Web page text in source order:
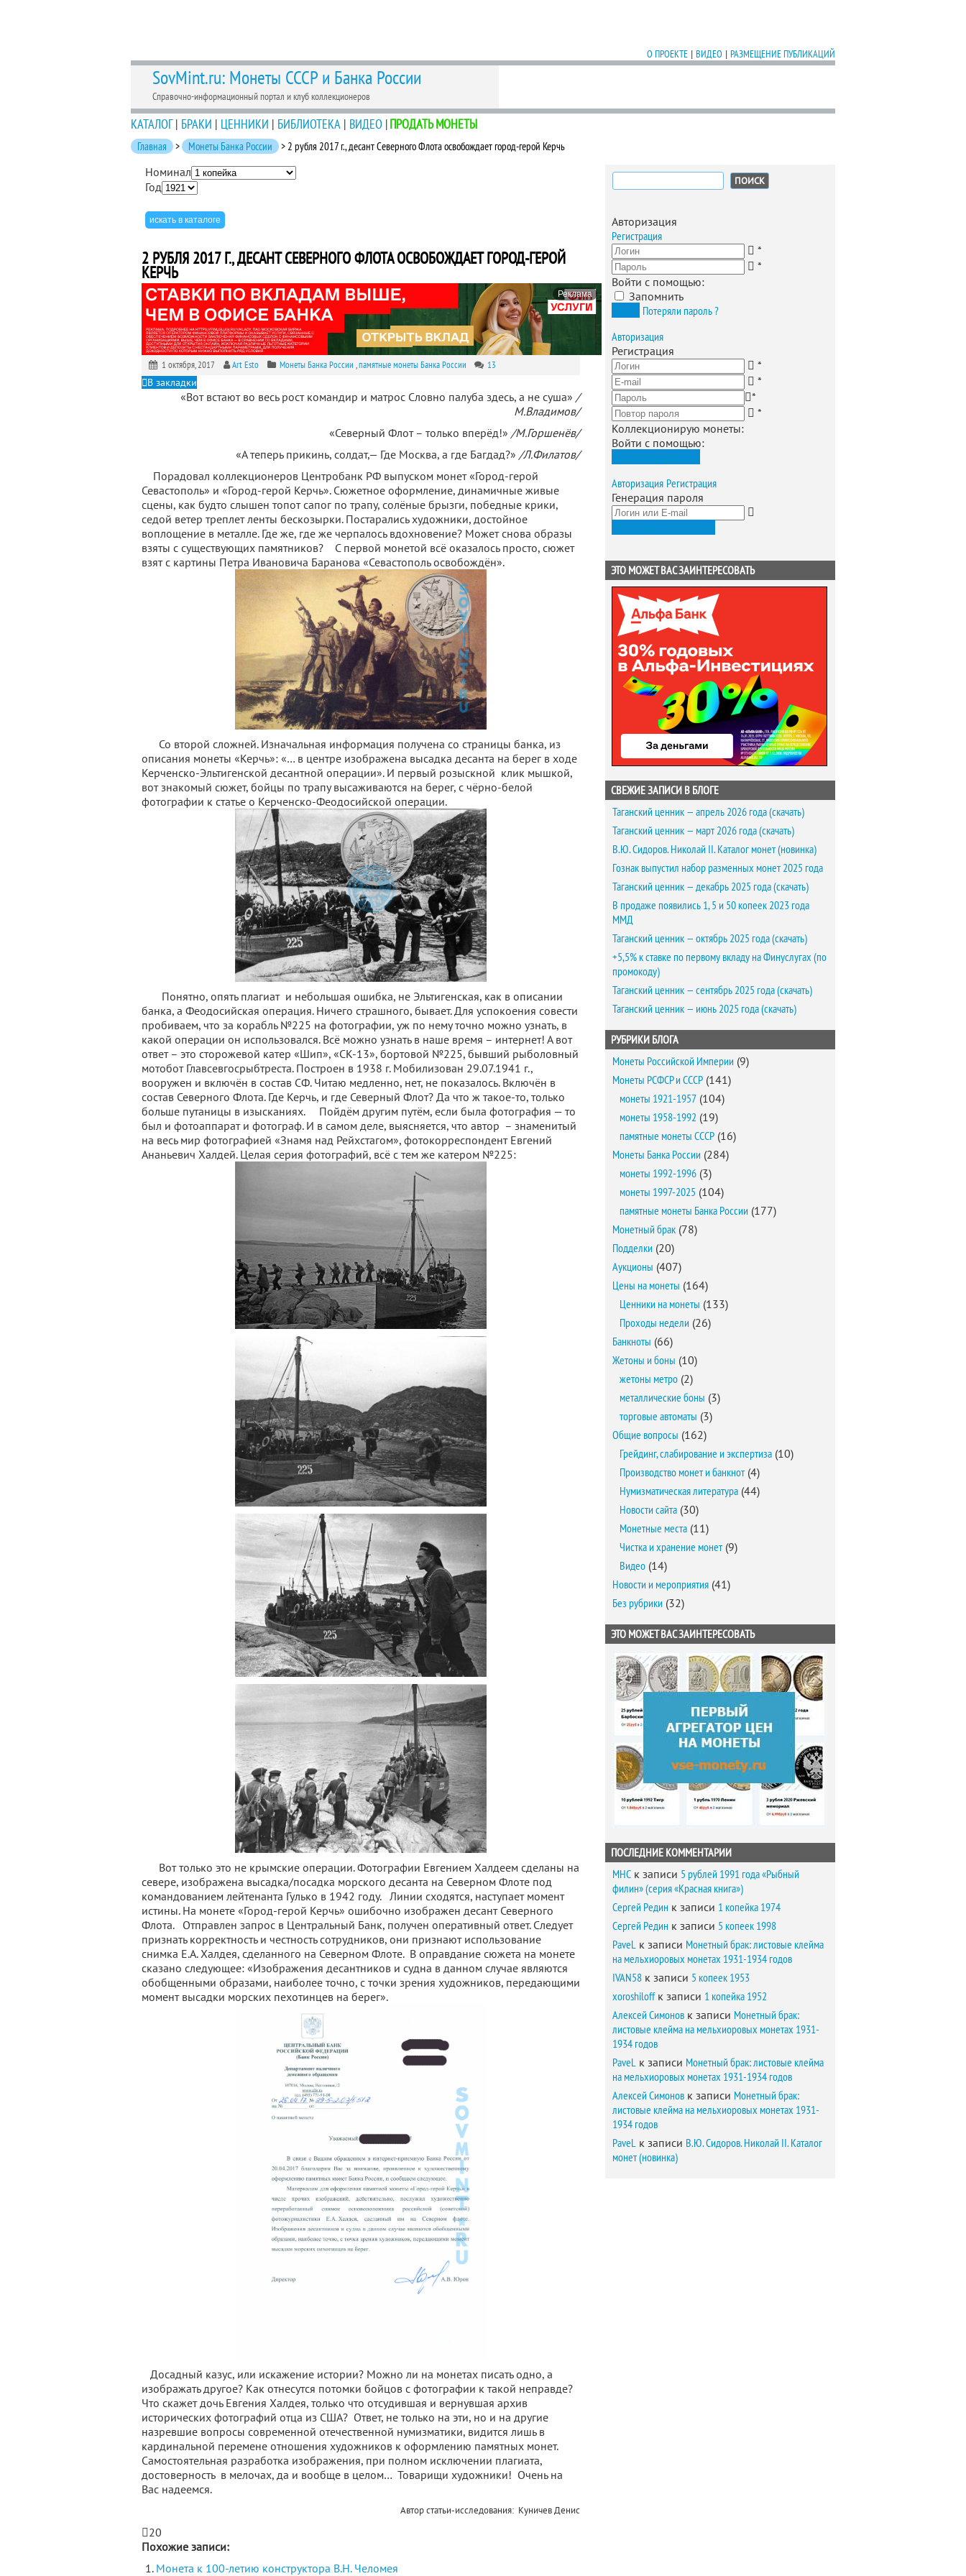
О ПРОЕКТЕ | ВИДЕО | РАЗМЕЩЕНИЕ ПУБЛИКАЦИЙ
SovMint.ru: Монеты СССР и Банка России
Справочно-информационный портал и клуб коллекционеров
КАТАЛОГ| БРАКИ | ЦЕННИКИ | БИБЛИОТЕКА | ВИДЕО |ПРОДАТЬ МОНЕТЫ
Главная > Монеты Банка России > 2 рубля 2017 г., десант Северного Флота освобождает город-герой Керчь
Номинал
Год
2 РУБЛЯ 2017 Г., ДЕСАНТ СЕВЕРНОГО ФЛОТА ОСВОБОЖДАЕТ ГОРОД-ГЕРОЙ
КЕРЧЬ
Реклама
1 октября, 2017 Art Esto Монеты Банка России ,памятные монеты Банка России 13
В закладки
«Вот встают во весь рост командир и матрос Словно палуба здесь, а не суша» /
М.Владимов/
«Северный Флот – только вперёд!» /М.Горшенёв/
«А теперь прикинь, солдат,— Где Москва, а где Багдад?» /Л.Филатов/
Порадовал коллекционеров Центробанк РФ выпуском монет «Город-герой
Севастополь» и «Город-герой Керчь». Сюжетное оформление, динамичные живые
сцены, как будто слышен топот сапог по трапу, солёные брызги, победные крики,
седой ветер треплет ленты бескозырки. Постарались художники, достойное
воплощение в металле. Где же, где же черпалось вдохновение? Может снова образы
взяты с существующих памятников? С первой монетой всё оказалось просто, сюжет
взят с картины Петра Ивановича Баранова «Севастополь освобождён».
Со второй сложней. Изначальная информация получена со страницы банка, из
описания монеты «Керчь»: «… в центре изображена высадка десанта на берег в ходе
Керченско-Эльтигенской десантной операции». И первый розыскной клик мышкой,
вот знакомый сюжет, бойцы по трапу высаживаются на берег, с чёрно-белой
фотографии к статье о Керченско-Феодосийской операции.
Понятно, опять плагиат и небольшая ошибка, не Эльтигенская, как в описании
банка, а Феодосийская операция. Ничего страшного, бывает. Для успокоения совести
пробиваем, что за корабль №225 на фотографии, уж по нему точно можно узнать, в
какой операции он использовался. Всё можно узнать в наше время – интернет! А вот
ответ – это сторожевой катер «Шип», «СК-13», бортовой №225, бывший рыболовный
мотобот Главсевгосрыбтреста. Построен в 1938 г. Мобилизован 29.07.1941 г.,
вооружен и включён в состав СФ. Читаю медленно, нет, не показалось. Включён в
состав Северного Флота. Где Керчь, и где Северный Флот? Да что ж такое-то, только
больше путаницы в изысканиях. Пойдём другим путём, если была фотография — то
был и фотоаппарат и фотограф. И в самом деле, выясняется, что автор – знаменитый
на весь мир фотографией «Знамя над Рейхстагом», фотокорреспондент Евгений
Ананьевич Халдей. Целая серия фотографий, всё с тем же катером №225:
Вот только это не крымские операции. Фотографии Евгением Халдеем сделаны на
севере, изображена высадка/посадка морского десанта на Северном Флоте под
командованием лейтенанта Гулько в 1942 году. Линии сходятся, наступает момент
истины. На монете «Город-герой Керчь» ошибочно изображен десант Северного
Флота. Отправлен запрос в Центральный Банк, получен оперативный ответ. Следует
признать корректность и честность сотрудников, они признают использование
снимка Е.А. Халдея, сделанного на Северном Флоте. В оправдание сюжета на монете
сказано следующее: «Изображения десантников и судна в данном случае являются
обобщенными образами, наиболее точно, с точки зрения художников, передающими
момент высадки морских пехотинцев на берег».
Досадный казус, или искажение истории? Можно ли на монетах писать одно, а
изображать другое? Как отнесутся потомки бойцов с фотографии к такой неправде?
Что скажет дочь Евгения Халдея, только что отсудившая и вернувшая архив
исторических фотографий отца из США? Ответ, не только на эти, но и на другие
назревшие вопросы современной отечественной нумизматики, видится лишь в
кардинальной перемене отношения художников к оформлению памятных монет.
Самостоятельная разработка изображения, при полном исключении плагиата,
достоверность в мелочах, да и вообще в целом… Товарищи художники! Очень на
Вас надеемся.
Автор статьи-исследования: Куничев Денис
20
Похожие записи:
Монета к 100-летию конструктора В.Н. Челомея
Найти:
Авторизация
Регистрация
*
*
Войти с помощью:
Запомнить
Потеряли пароль ?
Авторизация
Регистрация
*
*
*
*
Коллекционирую монеты:
Войти с помощью:
Авторизация Регистрация
Генерация пароля
ЭТО МОЖЕТ ВАС ЗАИНТЕРЕСОВАТЬ
СВЕЖИЕ ЗАПИСИ В БЛОГЕ
Таганский ценник — апрель 2026 года (скачать)
Таганский ценник — март 2026 года (скачать)
В.Ю. Сидоров. Николай II. Каталог монет (новинка)
Гознак выпустил набор разменных монет 2025 года
Таганский ценник — декабрь 2025 года (скачать)
В продаже появились 1, 5 и 50 копеек 2023 года
ММД
Таганский ценник — октябрь 2025 года (скачать)
+5,5% к ставке по первому вкладу на Финуслугах (по
промокоду)
Таганский ценник — сентябрь 2025 года (скачать)
Таганский ценник — июнь 2025 года (скачать)
РУБРИКИ БЛОГА
Монеты Российской Империи (9)
Монеты РСФСР и СССР (141)
монеты 1921-1957 (104)
монеты 1958-1992 (19)
памятные монеты СССР (16)
Монеты Банка России (284)
монеты 1992-1996 (3)
монеты 1997-2025 (104)
памятные монеты Банка России (177)
Монетный брак (78)
Подделки (20)
Аукционы (407)
Цены на монеты (164)
Ценники на монеты (133)
Проходы недели (26)
Банкноты (66)
Жетоны и боны (10)
жетоны метро (2)
металлические боны (3)
торговые автоматы (3)
Общие вопросы (162)
Грейдинг, слабирование и экспертиза (10)
Производство монет и банкнот(4)
Нумизматическая литература (44)
Новости сайта (30)
Монетные места (11)
Чистка и хранение монет(9)
Видео (14)
Новости и мероприятия (41)
Без рубрики (32)
ЭТО МОЖЕТ ВАС ЗАИНТЕРЕСОВАТЬ
ПОСЛЕДНИЕ КОММЕНТАРИИ
MHC к записи 5 рублей 1991 года «Рыбный
филин» (серия «Красная книга»)
Сергей Редин к записи 1 копейка 1974
Сергей Редин к записи 5 копеек 1998
PaveL к записи Монетный брак: листовые клейма
на мельхиоровых монетах 1931-1934 годов
IVAN58 к записи 5 копеек 1953
xoroshiloffк записи 1 копейка 1952
Алексей Симонов к записи Монетный брак:
листовые клейма на мельхиоровых монетах 1931-
1934 годов
PaveL к записи Монетный брак: листовые клейма
на мельхиоровых монетах 1931-1934 годов
Алексей Симонов к записи Монетный брак:
листовые клейма на мельхиоровых монетах 1931-
1934 годов
PaveL к записи В.Ю. Сидоров. Николай II. Каталог
монет (новинка)